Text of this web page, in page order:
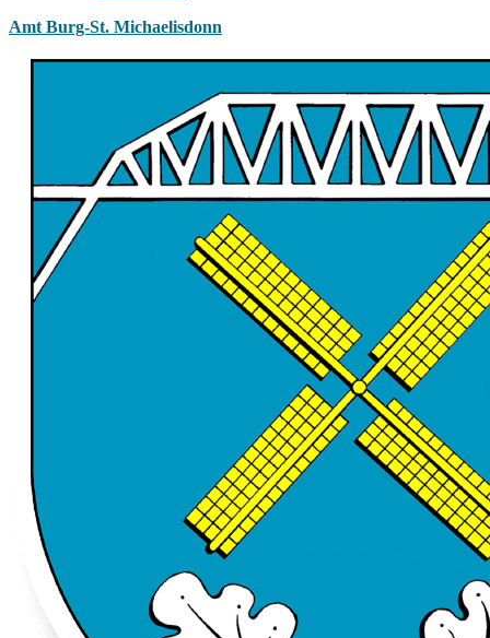
Amt Burg-St. Michaelisdonn